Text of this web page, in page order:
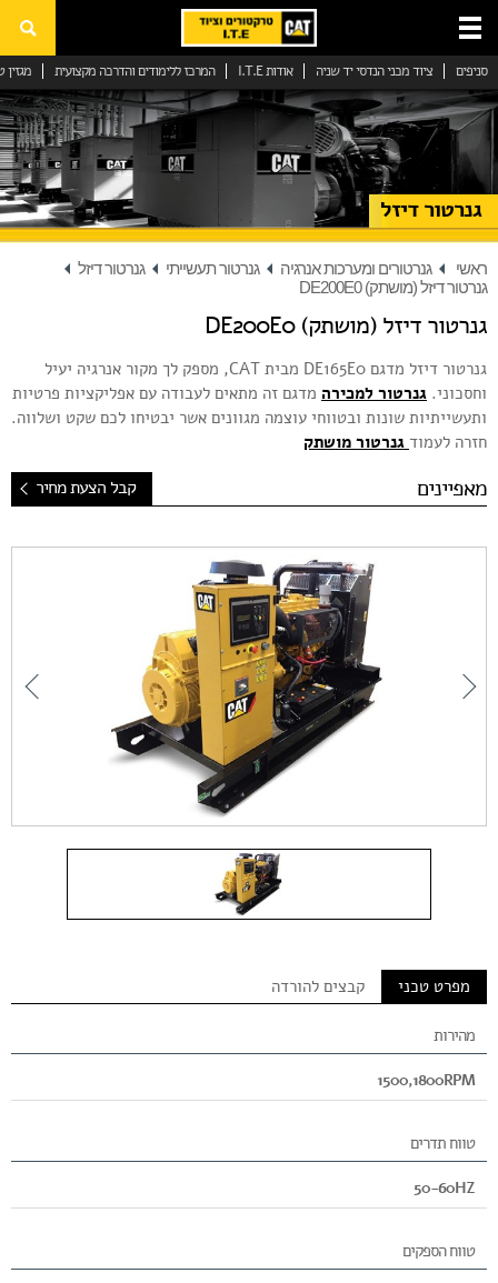
סניפים ציוד מכני הנדסי יד שניה אודות I.T.E המרכז ללימודים והדרכה מקצועית מגזין
ציוד מכני הנדסי
ציוד מכני הנדסי יד שניה
ציוד מכני הנדסי להשכרה
גנרטור תעשייתי
גנרטור חירום
מנועים מבית CAT
שירות לגנרטורים
טכנולוגיות
חנות המותג
English
03-5571555
גנרטור דיזל
ראשי גנרטורים ומערכות אנרגיה גנרטור תעשייתי
גנרטור דיזל
גנרטור דיזל (מושתק) DE200E0
גנרטור דיזל (מושתק) DE200E0
גנרטור דיזל מדגם DE165E0 מבית CAT, מספק לך מקור אנרגיה יעיל
וחסכוני. גנרטור למכירה מדגם זה מתאים לעבודה עם אפליקציות פרטיות
ותעשייתיות שונות ובטווחי עוצמה מגוונים אשר יבטיחו לכם שקט ושלווה.
חזרה לעמוד גנרטור מושתק
קבל הצעת מחיר מאפיינים
מפרט טכני קבצים להורדה
מהירות
1500,1800RPM
טווח תדרים
50-60HZ
טווח הספקים